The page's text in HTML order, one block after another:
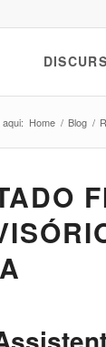
Home / Blog /